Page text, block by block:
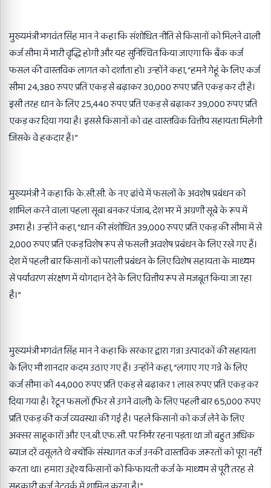
मुख्यमंत्री भगवंत सिंह मान ने कहा कि संशोधित नीति से किसानों को मिलने वाली
कर्ज सीमा में भारी वृद्धि होगी और यह सुनिश्चित किया जाएगा कि बैंक कर्ज
फसल की वास्तविक लागत को दर्शाता हो। उन्होंने कहा, “हमने गेहूं के लिए कर्ज
सीमा 24,380 रुपए प्रति एकड़ से बढ़ाकर 30,000 रुपए प्रति एकड़ कर दी है।
इसी तरह धान के लिए 25,440 रुपए प्रति एकड़ से बढ़ाकर 39,000 रुपए प्रति
एकड़ कर दिया गया है। इससे किसानों को वह वास्तविक वित्तीय सहायता मिलेगी
जिसके वे हकदार हैं।”
मुख्यमंत्री ने कहा कि के.सी.सी. के नए ढांचे में फसलों के अवशेष प्रबंधन को
शामिल करने वाला पहला सूबा बनकर पंजाब, देश भर में अग्रणी सूबे के रूप में
उभरा है। उन्होंने कहा, “धान की संशोधित 39,000 रुपए प्रति एकड़ की सीमा में से
2,000 रुपए प्रति एकड़ विशेष रूप से फसली अवशेष प्रबंधन के लिए रखे गए हैं।
देश में पहली बार किसानों को पराली प्रबंधन के लिए विशेष सहायता के माध्यम
से पर्यावरण संरक्षण में योगदान देने के लिए वित्तीय रूप से मजबूत किया जा रहा
है।”
मुख्यमंत्री भगवंत सिंह मान ने कहा कि सरकार द्वारा गन्ना उत्पादकों की सहायता
के लिए भी शानदार कदम उठाए गए हैं। उन्होंने कहा, “लगाए गए गन्ने के लिए
कर्ज सीमा को 44,000 रुपए प्रति एकड़ से बढ़ाकर 1 लाख रुपए प्रति एकड़ कर
दिया गया है। रेटून फसलों (फिर से उगने वाली) के लिए पहली बार 65,000 रुपए
प्रति एकड़ की कर्ज व्यवस्था की गई है। पहले किसानों को कर्ज लेने के लिए
अक्सर साहूकारों और एन.बी.एफ.सी. पर निर्भर रहना पड़ता था जो बहुत अधिक
ब्याज दरें वसूलते थे क्योंकि संस्थागत कर्ज उनकी वास्तविक जरूरतों को पूरा नहीं
करता था। हमारा उद्देश्य किसानों को किफायती कर्ज के माध्यम से पूरी तरह से